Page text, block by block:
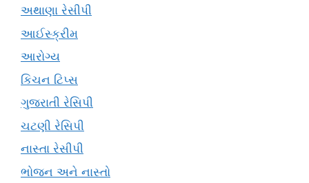
અથાણા રેસીપી
આઈસ્ક્રીમ
આરોગ્ય
કિચન ટિપ્સ
ગુજરાતી રેસિપી
ચટણી રેસિપી
નાસ્તા રેસીપી
ભોજન અને નાસ્તો